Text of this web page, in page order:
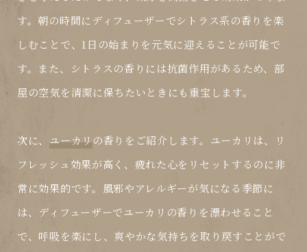
す。朝の時間にディフューザーでシトラス系の香りを楽
しむことで、1日の始まりを元気に迎えることが可能で
す。また、シトラスの香りには抗菌作用があるため、部
屋の空気を清潔に保ちたいときにも重宝します。
次に、 ユーカリ の香りをご紹介します。ユーカリは、リ
フレッシュ効果が高く、疲れた心をリセットするのに非
常に効果的です。風邪やアレルギーが気になる季節に
は、ディフューザーでユーカリの香りを漂わせること
で、呼吸を楽にし、爽やかな気持ちを取り戻すことがで